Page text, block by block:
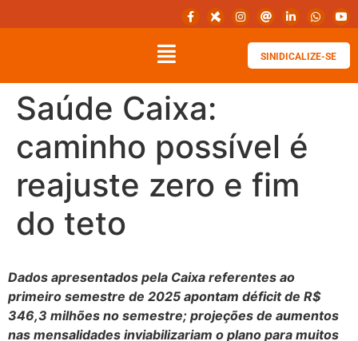
SINIDICALIZE-SE
Saúde Caixa:
caminho possível é
reajuste zero e fim
do teto
Dados apresentados pela Caixa referentes ao
primeiro semestre de 2025 apontam déficit de R$
346,3 milhões no semestre; projeções de aumentos
nas mensalidades inviabilizariam o plano para muitos